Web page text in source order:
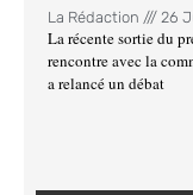
La Rédaction 26
La récente sortie du
rencontre avec la
a relancé un débat